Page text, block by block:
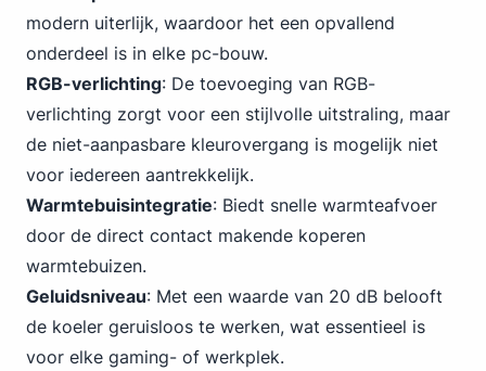
modern uiterlijk, waardoor het een opvallend
onderdeel is in elke pc-bouw.
RGB-verlichting: De toevoeging van RGB-
verlichting zorgt voor een stijlvolle uitstraling, maar
de niet-aanpasbare kleurovergang is mogelijk niet
voor iedereen aantrekkelijk.
Warmtebuisintegratie: Biedt snelle warmteafvoer
door de direct contact makende koperen
warmtebuizen.
Geluidsniveau: Met een waarde van 20 dB belooft
de koeler geruisloos te werken, wat essentieel is
voor elke gaming- of werkplek.